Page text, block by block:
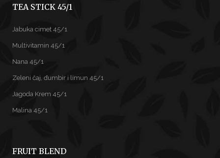
TEA STICK 45/1
Jabuka cimet 45/1
Multivitamin 45/1
Nana 45/1
Zeleni čaj, đumbir i limun 45/1
Jagoda Krem 45/1
Malina 45/1
FRUIT BLEND